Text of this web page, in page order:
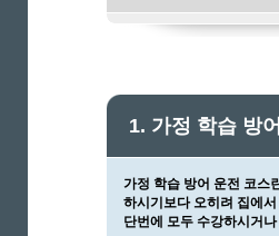
1. 가정 학습 방
가정 학습 방어 운전 코스
하시기보다 오히려 집에
단번에 모두 수강하시거